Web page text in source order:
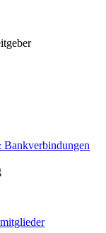
Bankverbindungen